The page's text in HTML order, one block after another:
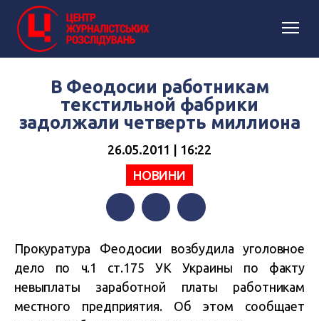
В Феодосии работникам
текстильной фабрики
задолжали четверть миллиона
26.05.2011 | 16:22
НОВИНИ
Прокуратура Феодосии возбудила уголовное
дело по ч.1 ст.175 УК Украины по факту
невыплаты заработной платы работникам
местного предприятия. Об этом сообщает